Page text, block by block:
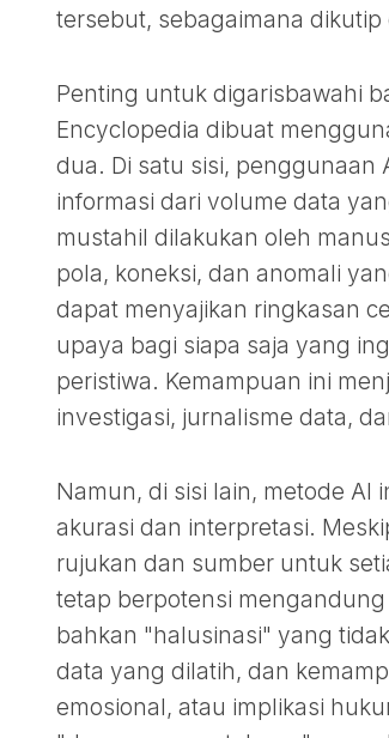
tersebut, sebagaimana
Penting untuk digarisbawahi
Encyclopedia dibuat
dua. Di satu sisi, penggunaan
informasi dari volume data
mustahil dilakukan oleh
pola, koneksi, dan anomali
dapat menyajikan ringkasan
upaya bagi siapa saja yang
peristiwa. Kemampuan ini
investigasi, jurnalisme data,
Namun, di sisi lain, metode AI
akurasi dan interpretasi.
rujukan dan sumber untuk
tetap berpotensi
bahkan "halusinasi" yang
data yang dilatih, dan
emosional, atau implikasi